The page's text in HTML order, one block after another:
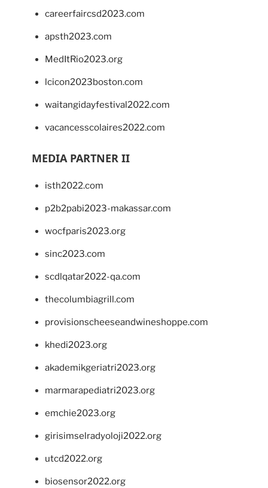
careerfaircsd2023.com
apsth2023.com
MedItRio2023.org
lcicon2023boston.com
waitangidayfestival2022.com
vacancesscolaires2022.com
MEDIA PARTNER II
isth2022.com
p2b2pabi2023-makassar.com
wocfparis2023.org
sinc2023.com
scdlqatar2022-qa.com
thecolumbiagrill.com
provisionscheeseandwineshoppe.com
khedi2023.org
akademikgeriatri2023.org
marmarapediatri2023.org
emchie2023.org
girisimselradyoloji2022.org
utcd2022.org
biosensor2022.org